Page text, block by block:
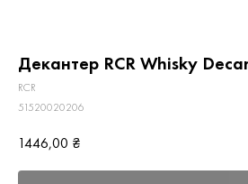
Декантер RCR Whisky
RCR
51520020206
1446,00 ₴